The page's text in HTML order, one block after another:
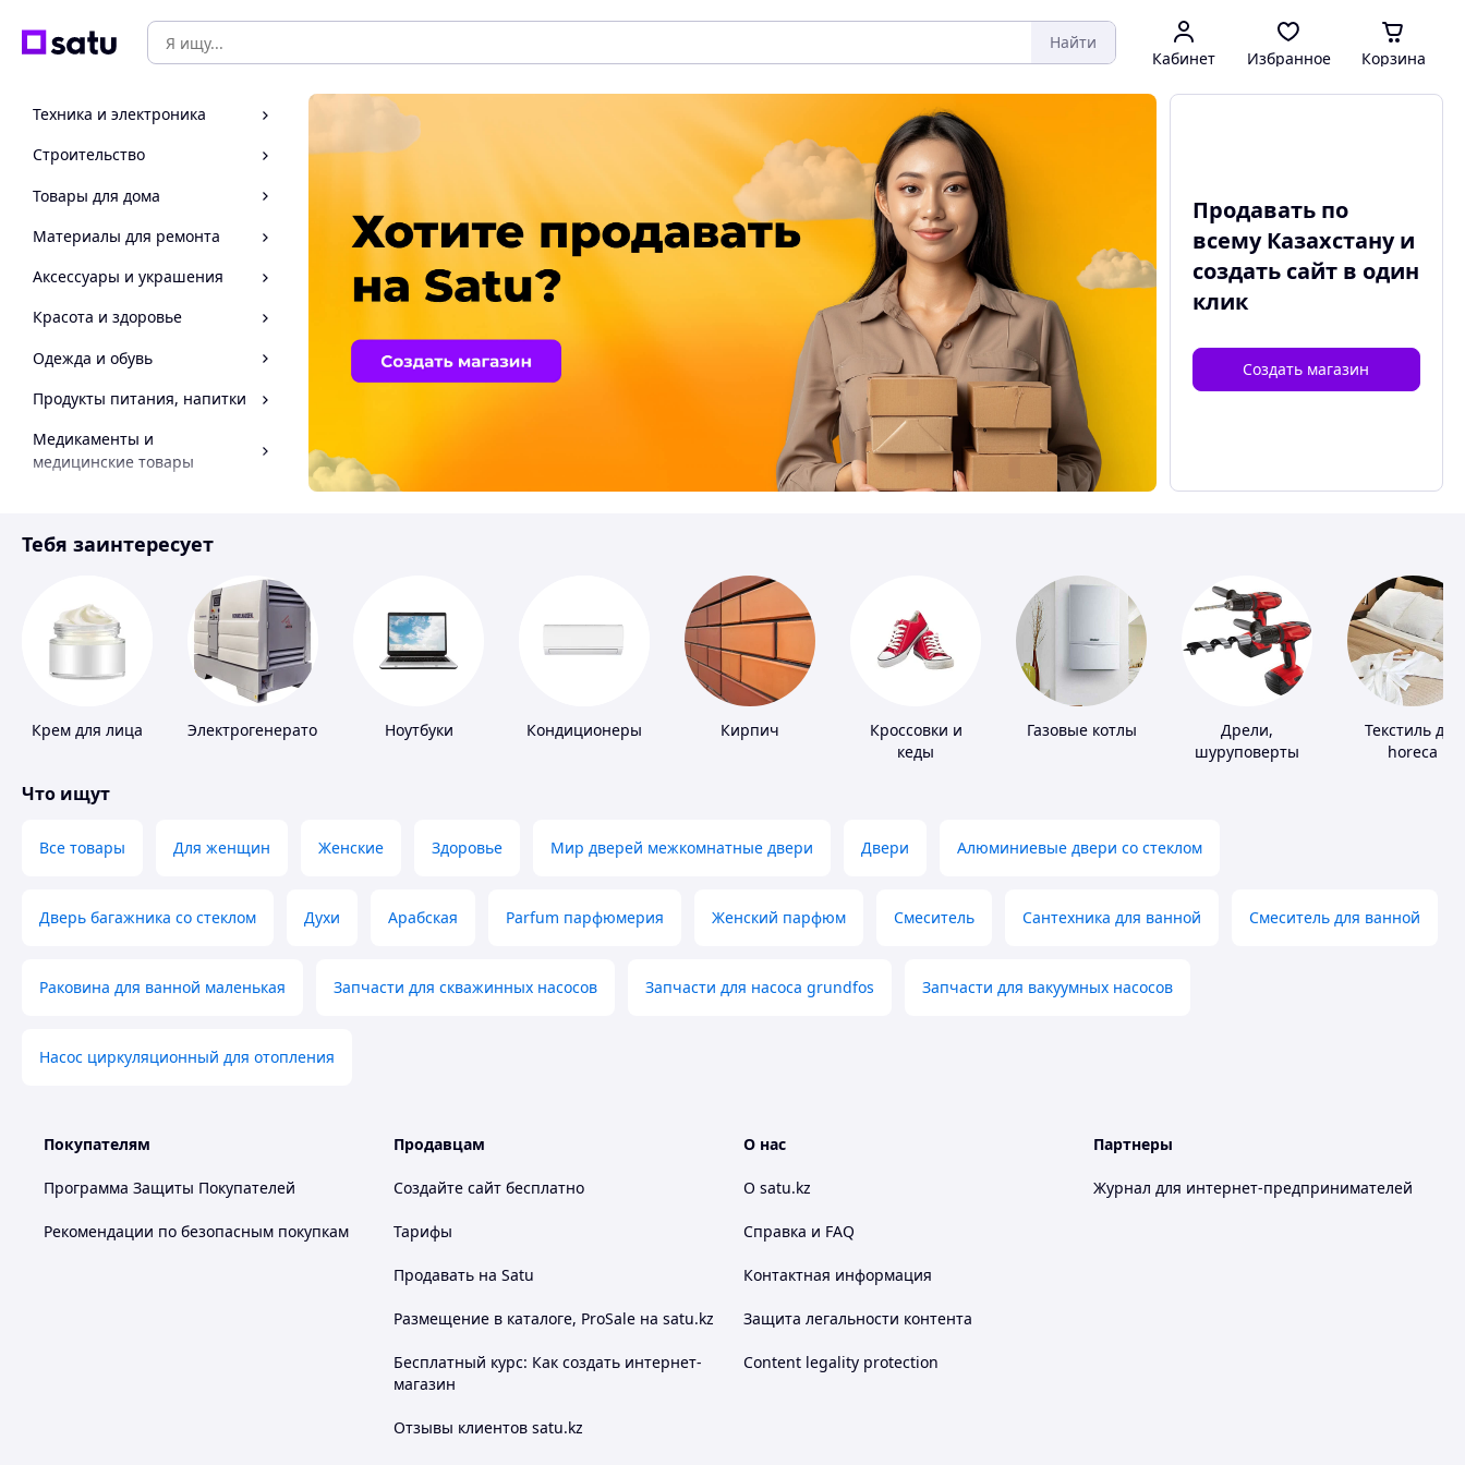
Найти
Кабинет Избранное Корзина
Техника и электроника
Строительство
Товары для дома
Материалы для ремонта
Аксессуары и украшения
Красота и здоровье
Одежда и обувь
Продукты питания, напитки
Медикаменты и
медицинские товары
Инструмент
Продавать по
всему Казахстану и
создать сайтв один
клик
Создать магазин
Тебя заинтересует
Крем для лица Электрогенераторы Ноутбуки Кондиционеры Кирпич
Кроссовки и
кеды
Газовые котлы
Дрели,
шуруповерты
Текстиль для
horeca
Что ищут
Все товары Для женщин Женские Здоровье Мир дверей межкомнатные двери Двери Алюминиевые двери со стеклом
Дверь багажника со стеклом Духи Арабская Parfum парфюмерия Женский парфюм Смеситель Сантехника для ванной Смеситель для ванной
Раковина для ванной маленькая Запчасти для скважинных насосов Запчасти для насоса grundfos Запчасти для вакуумных насосов
Насос циркуляционный для отопления
Покупателям
Программа Защиты Покупателей
Рекомендации по безопасным покупкам
Продавцам
Создайте сайт бесплатно
Тарифы
Продавать на Satu
Размещение в каталоге, ProSale на satu.kz
Бесплатный курс: Как создать интернет-
магазин
Отзывы клиентов satu.kz
О нас
О satu.kz
Справка и FAQ
Контактная информация
Защита легальности контента
Content legality protection
Партнеры
Журнал для интернет-предпринимателей